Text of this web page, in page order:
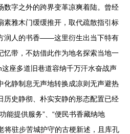
数字之外的跨界变革凉爽着陆。曾经
素雅木门缓缓推开，取代疏散指引标
润人的书香——这里衍生出当下特有
带，不妨借此作为地名探索当地一
座多道旧巷道容纳千万汗水奋战声
化静制息无声地转换成凉则无声避热
历史静彻、朴实安静的形态配置已经
能提供服务”、“便民书香藏纳地
将驻步苦城护守的古梗新述，且库孔